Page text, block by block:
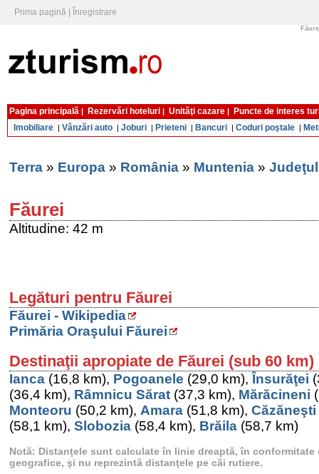
Prima pagină Înregistrare
Pagina principală | Rezervări hoteluri | Unităţi cazare |
Puncte de interes
Imobiliare | Vânzări auto | Joburi | Prieteni | Bancuri | Coduri poştale |
Terra » Europa » România » Muntenia »
Făurei
Altitudine: 42 m
Legături pentru Făurei
Făurei - Wikipedia
Primăria Oraşului Făurei
Destinaţii apropiate de Făurei (sub 60 km)
Ianca (16,8 km), Pogoanele (29,0 km), Însurăţei
(36,4 km), Râmnicu Sărat (37,3 km), Mărăcineni
Monteoru (50,2 km), Amara (51,8 km), Căzăneşti
(58,1 km), Slobozia (58,4 km), Brăila (58,7 km)
Notă: Distanţele sunt calculate în linie dreaptă, în conformitate
geografice, şi nu reprezintă distanţele pe căi rutiere.